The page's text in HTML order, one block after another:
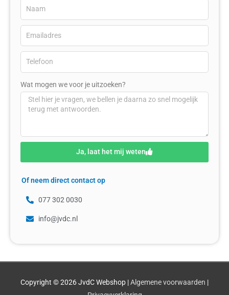
Wat mogen we voor je uitzoeken?
Ja, laat het mij weten
Of neem direct contact op
077 302 0030
info@jvdc.nl
Copyright © 2026JvdC Webshop |Algemene voorwaarden |